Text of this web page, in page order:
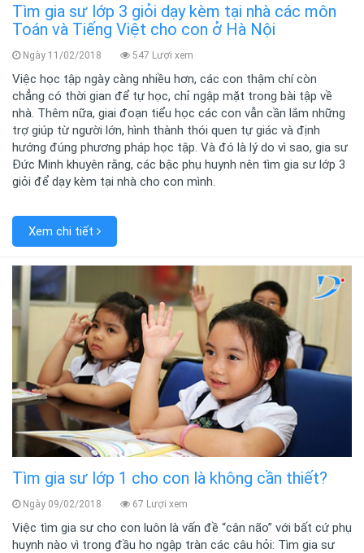
Tìm gia sư lớp 3 giỏi dạy kèm tại nhà các môn
Toán và Tiếng Việt cho con ở Hà Nội
Ngày 11/02/2018 547 Lượi xem
Việc học tập ngày càng nhiều hơn, các con thậm chí còn
chẳng có thời gian để tự học, chỉ ngập mặt trong bài tập về
nhà. Thêm nữa, giai đoạn tiểu học các con vẫn cần lắm những
trợ giúp từ người lớn, hình thành thói quen tự giác và định
hướng đúng phương pháp học tập. Và đó là lý do vì sao, gia sư
Đức Minh khuyên rằng, các bậc phụ huynh nên tìm gia sư lớp 3
giỏi để dạy kèm tại nhà cho con mình.
Xem chi tiết
Tìm gia sư lớp 1 cho con là không cần thiết?
Ngày 09/02/2018 67 Lượi xem
Việc tìm gia sư cho con luôn là vấn đề “cân não” với bất cứ phụ
huynh nào vì trong đầu họ ngập tràn các câu hỏi: Tìm gia sư